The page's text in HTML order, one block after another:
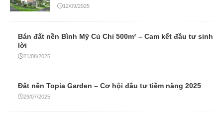
12/09/2025
Bán đất nền Bình Mỹ Củ Chi 500m² – Cam kết đầu tư sinh
lời
21/08/2025
Đất nền Topia Garden – Cơ hội đầu tư tiềm năng 2025
29/07/2025